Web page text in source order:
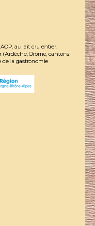
au lait cru entier.
(Ardèche, Drôme, cantons
de la gastronomie